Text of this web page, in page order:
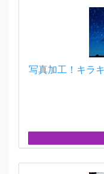
写真加工！キラ